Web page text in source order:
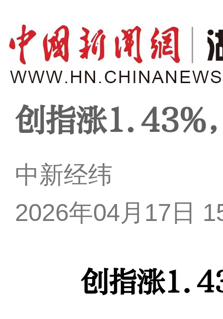
创指涨1.43%
中新经纬
2026年04月17日
创指涨